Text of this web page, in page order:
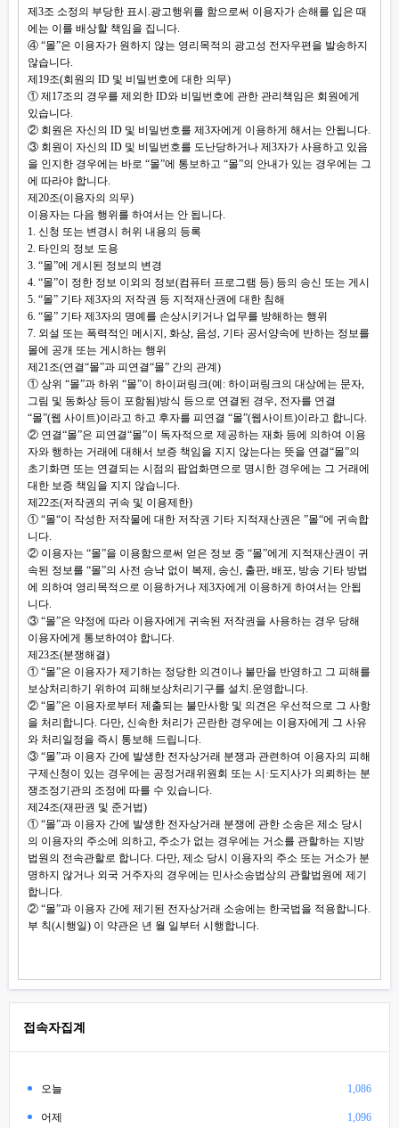
제3조 소정의 부당한 표시.광고행위를 함으로써 이용자가 손해를 입은 때
에는 이를 배상할 책임을 집니다.
④ “몰”은 이용자가 원하지 않는 영리목적의 광고성 전자우편을 발송하지
않습니다.
제19조(회원의 ID 및 비밀번호에 대한 의무)
① 제17조의 경우를 제외한 ID와 비밀번호에 관한 관리책임은 회원에게
있습니다.
② 회원은 자신의 ID 및 비밀번호를 제3자에게 이용하게 해서는 안됩니다.
③ 회원이 자신의 ID 및 비밀번호를 도난당하거나 제3자가 사용하고 있음
을 인지한 경우에는 바로 “몰”에 통보하고 “몰”의 안내가 있는 경우에는 그
에 따라야 합니다.
제20조(이용자의 의무)
이용자는 다음 행위를 하여서는 안 됩니다.
1. 신청 또는 변경시 허위 내용의 등록
2. 타인의 정보 도용
3. “몰”에 게시된 정보의 변경
4. “몰”이 정한 정보 이외의 정보(컴퓨터 프로그램 등) 등의 송신 또는 게시
5. “몰” 기타 제3자의 저작권 등 지적재산권에 대한 침해
6. “몰” 기타 제3자의 명예를 손상시키거나 업무를 방해하는 행위
7. 외설 또는 폭력적인 메시지, 화상, 음성, 기타 공서양속에 반하는 정보를
몰에 공개 또는 게시하는 행위
제21조(연결“몰”과 피연결“몰” 간의 관계)
① 상위 “몰”과 하위 “몰”이 하이퍼링크(예: 하이퍼링크의 대상에는 문자,
그림 및 동화상 등이 포함됨)방식 등으로 연결된 경우, 전자를 연결
“몰”(웹 사이트)이라고 하고 후자를 피연결 “몰”(웹사이트)이라고 합니다.
② 연결“몰”은 피연결“몰”이 독자적으로 제공하는 재화 등에 의하여 이용
자와 행하는 거래에 대해서 보증 책임을 지지 않는다는 뜻을 연결“몰”의
초기화면 또는 연결되는 시점의 팝업화면으로 명시한 경우에는 그 거래에
대한 보증 책임을 지지 않습니다.
제22조(저작권의 귀속 및 이용제한)
① “몰“이 작성한 저작물에 대한 저작권 기타 지적재산권은 ”몰“에 귀속합
니다.
② 이용자는 “몰”을 이용함으로써 얻은 정보 중 “몰”에게 지적재산권이 귀
속된 정보를 “몰”의 사전 승낙 없이 복제, 송신, 출판, 배포, 방송 기타 방법
에 의하여 영리목적으로 이용하거나 제3자에게 이용하게 하여서는 안됩
니다.
③ “몰”은 약정에 따라 이용자에게 귀속된 저작권을 사용하는 경우 당해
이용자에게 통보하여야 합니다.
제23조(분쟁해결)
① “몰”은 이용자가 제기하는 정당한 의견이나 불만을 반영하고 그 피해를
보상처리하기 위하여 피해보상처리기구를 설치.운영합니다.
② “몰”은 이용자로부터 제출되는 불만사항 및 의견은 우선적으로 그 사항
을 처리합니다. 다만, 신속한 처리가 곤란한 경우에는 이용자에게 그 사유
와 처리일정을 즉시 통보해 드립니다.
③ “몰”과 이용자 간에 발생한 전자상거래 분쟁과 관련하여 이용자의 피해
구제신청이 있는 경우에는 공정거래위원회 또는 시·도지사가 의뢰하는 분
쟁조정기관의 조정에 따를 수 있습니다.
제24조(재판권 및 준거법)
① “몰”과 이용자 간에 발생한 전자상거래 분쟁에 관한 소송은 제소 당시
의 이용자의 주소에 의하고, 주소가 없는 경우에는 거소를 관할하는 지방
법원의 전속관할로 합니다. 다만, 제소 당시 이용자의 주소 또는 거소가 분
명하지 않거나 외국 거주자의 경우에는 민사소송법상의 관할법원에 제기
합니다.
② “몰”과 이용자 간에 제기된 전자상거래 소송에는 한국법을 적용합니다.
부 칙(시행일) 이 약관은 년 월 일부터 시행합니다.
접속자집계
오늘 1,086
어제 1,096